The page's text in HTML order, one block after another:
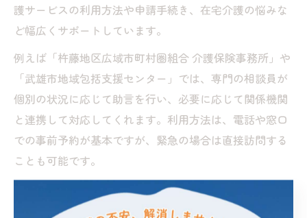
護サービスの利用方法や申請手続き、在宅介護の悩みな
ど幅広くサポートしています。
例えば「杵藤地区広域市町村圏組合 介護保険事務所」や
「武雄市地域包括支援センター」では、専門の相談員が
個別の状況に応じて助言を行い、必要に応じて関係機関
と連携して対応してくれます。利用方法は、電話や窓口
での事前予約が基本ですが、緊急の場合は直接訪問する
ことも可能です。
初めての方は、まず地域包括支援センターに相談し、現
在の状況や悩みを率直に伝えることが大切です。センタ